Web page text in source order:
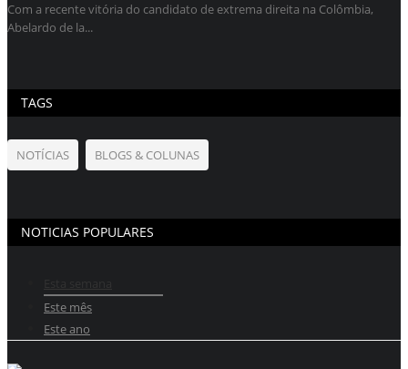
Com a recente vitória do candidato de extrema direita na Colômbia,
Abelardo de la...
TAGS
NOTÍCIAS BLOGS & COLUNAS
NOTICIAS POPULARES
Este mês
Este ano